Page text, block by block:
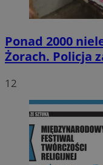
Ponad 2000
Żorach. Policja
12